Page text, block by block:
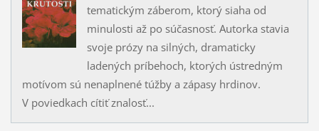
tematickým záberom, ktorý siaha od
minulosti až po súčasnosť. Autorka stavia
svoje prózy na silných, dramaticky
ladených príbehoch, ktorých ústredným
motívom sú nenaplnené túžby a zápasy hrdinov.
V poviedkach cítiť znalosť...